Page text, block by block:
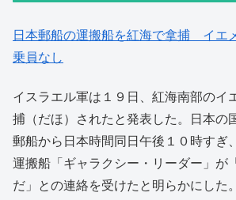
日本郵船の運搬船を紅海で拿捕 イエ
乗員なし
イスラエル軍は１９日、紅海南部のイ
捕（だほ）されたと発表した。日本の
郵船から日本時間同日午後１０時すぎ
運搬船「ギャラクシー・リーダー」が
だ」との連絡を受けたと明らかにした